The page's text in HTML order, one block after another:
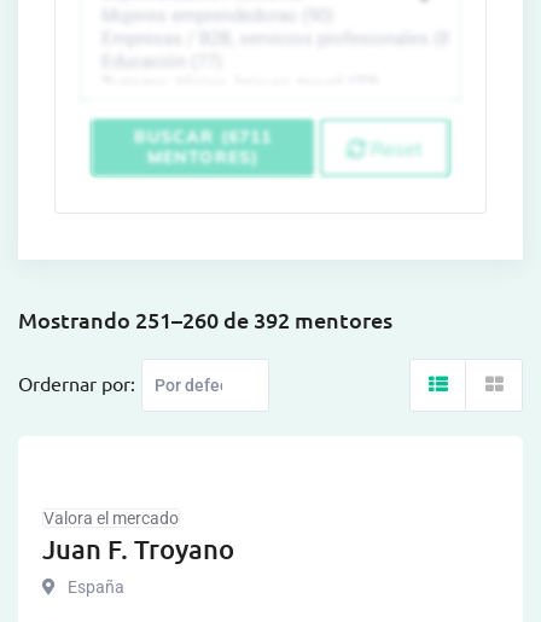
BUSCAR (6711
MENTORES)
Reset
Mostrando 251–260 de 392 mentores
Ordernar por:
Valora el mercado
Juan F. Troyano
España